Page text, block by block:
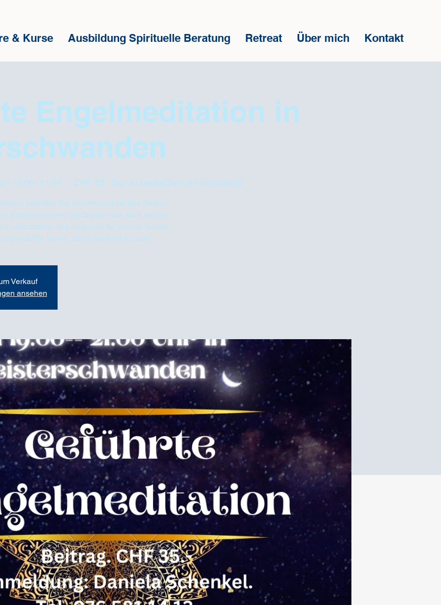
& Kurse Ausbildung Spirituelle Beratung Retreat Über mich Kontakt
Engelmeditation in
19:00- 21:00 CHF 35.- Bar zu begleichen am Kursabend
vertiefen Sie den Kontakt mit den Engeln
Schwierigkeiten und Sorgen wie auch bei der
unterstützen. Sie erkennen Ihr inneres Selbst,
und Sie lernen, damit die Welt zu bere
Verkauf
ansehen